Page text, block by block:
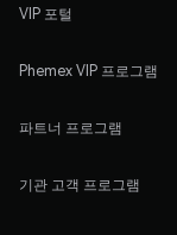
VIP 포털
Phemex VIP 프로그램
파트너 프로그램
기관 고객 프로그램